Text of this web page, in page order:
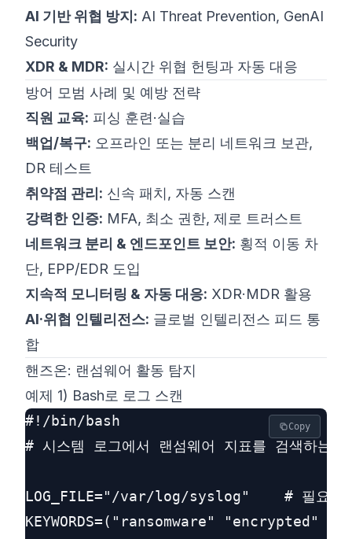
AI 기반 위협 방지: AI Threat Prevention, GenAI
Security
XDR & MDR: 실시간 위협 헌팅과 자동 대응
방어 모범 사례 및 예방 전략
직원 교육: 피싱 훈련·실습
백업/복구: 오프라인 또는 분리 네트워크 보관,
DR 테스트
취약점 관리: 신속 패치, 자동 스캔
강력한 인증: MFA, 최소 권한, 제로 트러스트
네트워크 분리 & 엔드포인트 보안: 횡적 이동 차
단, EPP/EDR 도입
지속적 모니터링 & 자동 대응: XDR·MDR 활용
AI·위협 인텔리전스: 글로벌 인텔리전스 피드 통
합
핸즈온: 랜섬웨어 활동 탐지
예제 1) Bash로 로그 스캔
#!/bin/bash
# 시스템 로그에서 랜섬웨어 지표를 검색하는
LOG_FILE="/var/log/syslog"    # 필요 시
KEYWORDS=("ransomware"
Copy